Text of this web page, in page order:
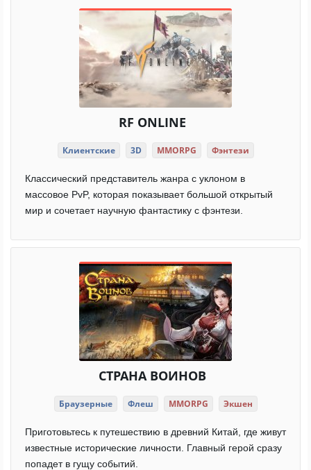
RF ONLINE
Клиентские 3D MMORPG Фэнтези
Классический представитель жанра с уклоном в
массовое PvP, которая показывает большой открытый
мир и сочетает научную фантастику с фэнтези.
СТРАНА ВОИНОВ
Браузерные Флеш MMORPG Экшен
Приготовьтесь к путешествию в древний Китай, где живут
известные исторические личности. Главный герой сразу
попадет в гущу событий.